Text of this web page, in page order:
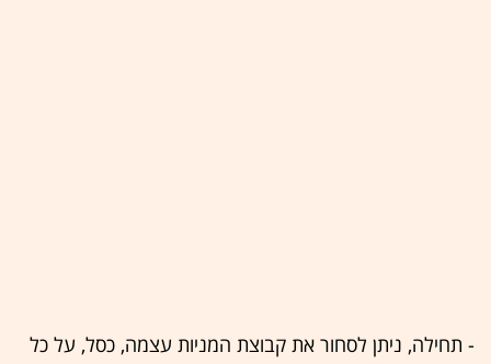
- תחילה, ניתן לסחור את קבוצת המניות עצמה, כסל, על כל